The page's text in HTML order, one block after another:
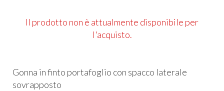
Il prodotto non è attualmente disponibile per
l'acquisto.
Gonna in finto portafoglio con spacco laterale
sovrapposto